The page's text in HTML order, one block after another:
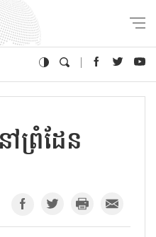
ៅព្រំដែន